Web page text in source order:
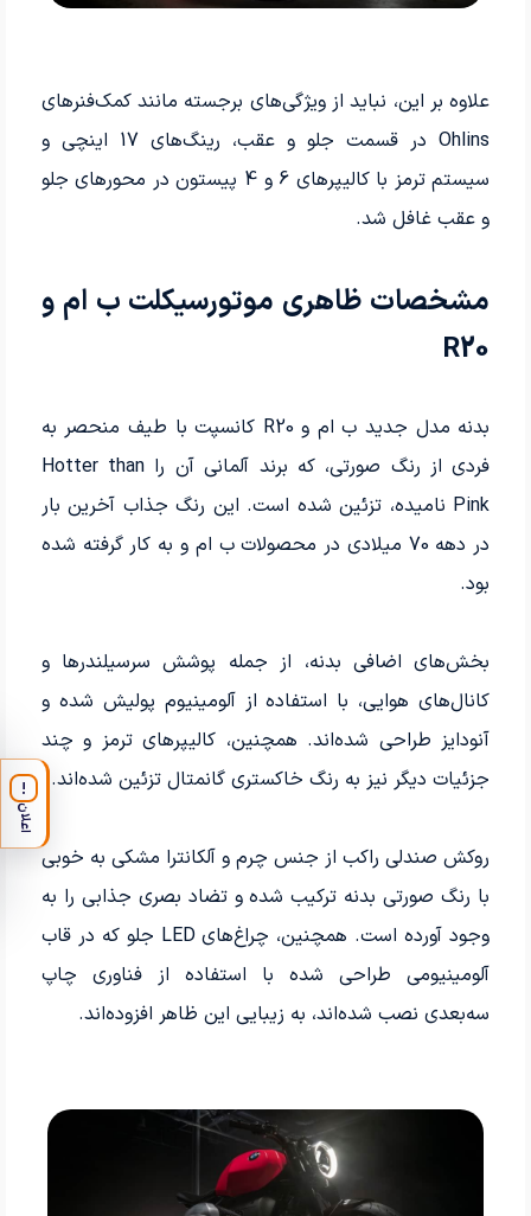
علاوه بر این، نباید از ویژگی‌های برجسته مانند کمک‌فنرهای
Ohlins در قسمت جلو و عقب، رینگ‌های 17 اینچی و
سیستم ترمز با کالیپرهای 6 و 4 پیستون در محورهای جلو
و عقب غافل شد.
مشخصات ظاهری موتورسیکلت ب‌ ام‌ و
R20
بدنه مدل جدید ب‌ ام‌ و R20 کانسپت با طیف منحصر به
فردی از رنگ صورتی، که برند آلمانی آن را Hotter than
Pink نامیده، تزئین شده است. این رنگ جذاب آخرین بار
در دهه 70 میلادی در محصولات ب‌ ام‌ و به کار گرفته شده
بود.
بخش‌های اضافی بدنه، از جمله پوشش سرسیلندرها و
کانال‌های هوایی، با استفاده از آلومینیوم پولیش شده و
آنودایز طراحی شده‌اند. همچنین، کالیپرهای ترمز و چند
جزئیات دیگر نیز به رنگ خاکستری گانمتال تزئین شده‌اند.
روکش صندلی راکب از جنس چرم و آلکانترا مشکی به خوبی
با رنگ صورتی بدنه ترکیب شده و تضاد بصری جذابی را به
وجود آورده است. همچنین، چراغ‌های LED جلو که در قاب
آلومینیومی طراحی شده با استفاده از فناوری چاپ
سه‌بعدی نصب شده‌اند، به زیبایی این ظاهر افزوده‌اند.
!
اعلان